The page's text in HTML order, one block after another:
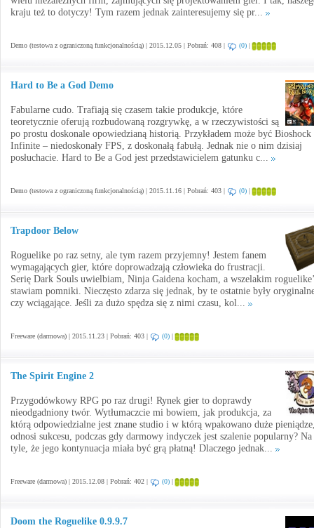
kraju też to dotyczy! Tym razem jednak zainteresujemy się pr...
Demo (testowa z ograniczoną funkcjonalnością) | 2015.12.05 | Pobrań: 408 | (0) |
Hard to Be a God Demo
Fabularne cudo. Trafiają się czasem takie produkcje, które
teoretycznie oferują rozbudowaną rozgrywkę, a w rzeczywistości są
po prostu doskonale opowiedzianą historią. Przykładem może być Bioshock
Infinite – niedoskonały FPS, z doskonałą fabułą. Jednak nie o nim dzisiaj
posłuchacie. Hard to Be a God jest przedstawicielem gatunku c...
Demo (testowa z ograniczoną funkcjonalnością) | 2015.11.16 | Pobrań: 403 | (0) |
Trapdoor Below
Roguelike po raz setny, ale tym razem przyjemny! Jestem fanem
wymagających gier, które doprowadzają człowieka do frustracji.
Serię Dark Souls uwielbiam, Ninja Gaidena kocham, a wszelakim
stawiam pomniki. Nieczęsto zdarza się jednak, by te ostatnie były
czy wciągające. Jeśli za dużo spędza się z nimi czasu, kol...
Freeware (darmowa) | 2015.11.23 | Pobrań: 403 | (0) |
The Spirit Engine 2
Przygodówkowy RPG po raz drugi! Rynek gier to doprawdy
nieodgadniony twór. Wytłumaczcie mi bowiem, jak produkcja, za
którą odpowiedzialne jest znane studio i w którą wpakowano duże
odnosi sukcesu, podczas gdy darmowy indyczek jest szalenie popularny? Na
tyle, że jego kontynuacja miała być grą płatną! Dlaczego jednak...
Freeware (darmowa) | 2015.12.08 | Pobrań: 402 | (0) |
Doom the Roguelike 0.9.9.7